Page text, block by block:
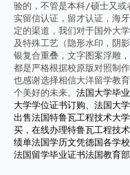
验的，不管是本科/硕士又或
实留信认证，留才认证，海
定的渠道，我们对于国外大
及特殊工艺（隐形水印，阴
银复合重叠，文字图案浮雕
都是严格根据校原版对照制
也感谢选择相信大洋留学教
个美好的未来。 法国大学毕
大学学位证书订购、法国大
出售法国特鲁瓦工程技术大
买，在线办理特鲁瓦工程技
绩单法国学历文凭德国各学
法国留学毕业证书法国教育